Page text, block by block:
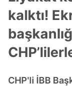
kalktı!
CHP'li İBB